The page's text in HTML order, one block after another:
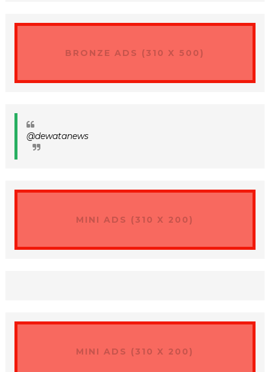
BRONZE ADS (310 X 500)
@dewatanews
MINI ADS (310 X 200)
MINI ADS (310 X 200)